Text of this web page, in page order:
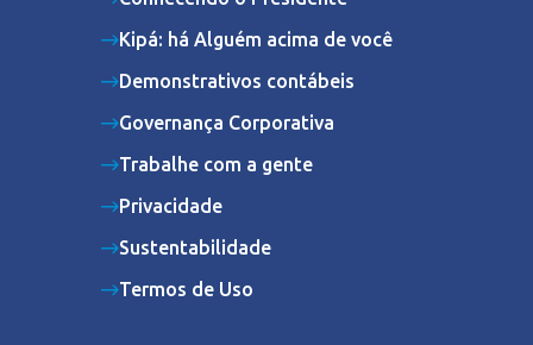
Kipá: há Alguém acima de você
Demonstrativos contábeis
Governança Corporativa
Trabalhe com a gente
Privacidade
Sustentabilidade
Termos de Uso